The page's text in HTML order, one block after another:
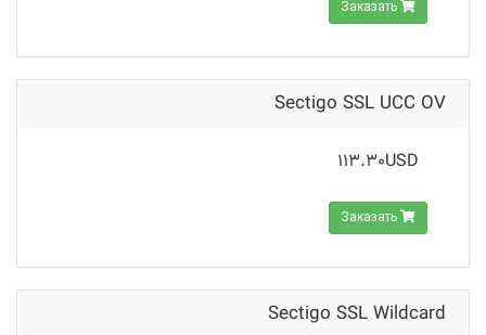
Заказать
Sectigo SSL UCC OV
113.30USD
Заказать
Sectigo SSL Wildcard